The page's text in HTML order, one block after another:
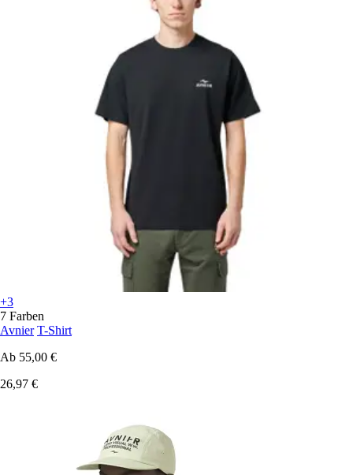
+3
7 Farben
Avnier T-Shirt
Ab 55,00 €
26,97 €